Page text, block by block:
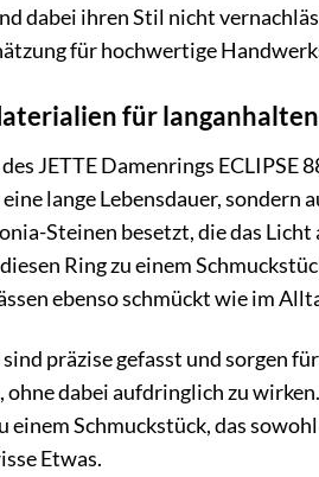
dabei ihren Stil nicht
für hochwertige
für
JETTE Damenrings
lange Lebensdauer, sondern
Steinen besetzt, die das
Ring zu einem
ebenso schmückt wie im
präzise gefasst und sorgen
dabei aufdringlich zu
einem Schmuckstück, das
Etwas.